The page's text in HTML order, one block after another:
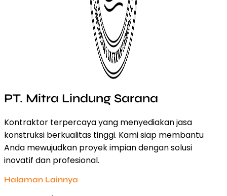
PT. Mitra Lindung Sarana
Kontraktor terpercaya yang menyediakan jasa
konstruksi berkualitas tinggi. Kami siap membantu
Anda mewujudkan proyek impian dengan solusi
inovatif dan profesional.
Halaman Lainnya